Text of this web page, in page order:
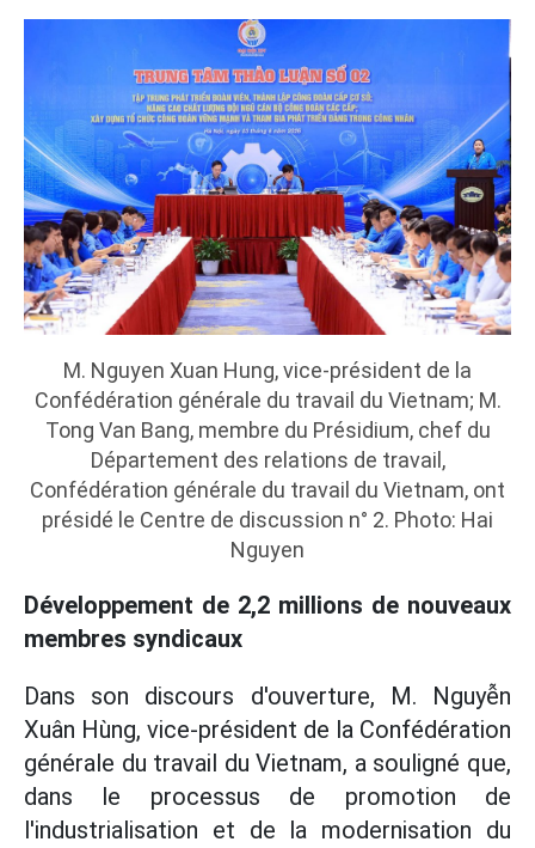
M. Nguyen Xuan Hung, vice-président de la
Confédération générale du travail du Vietnam; M.
Tong Van Bang, membre du Présidium, chef du
Département des relations de travail,
Confédération générale du travail du Vietnam, ont
présidé le Centre de discussion n° 2. Photo: Hai
Nguyen
Développement de 2,2 millions de nouveaux
membres syndicaux
Dans son discours d'ouverture, M. Nguyễn
Xuân Hùng, vice-président de la Confédération
générale du travail du Vietnam, a souligné que,
dans le processus de promotion de
l'industrialisation et de la modernisation du